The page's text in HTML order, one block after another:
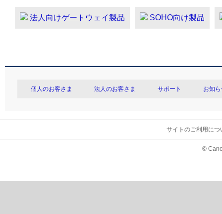
法人向けゲートウェイ製品 SOHO向け製品
個人のお客さま 法人のお客さま サポート お知
サイトのご利用につ
©